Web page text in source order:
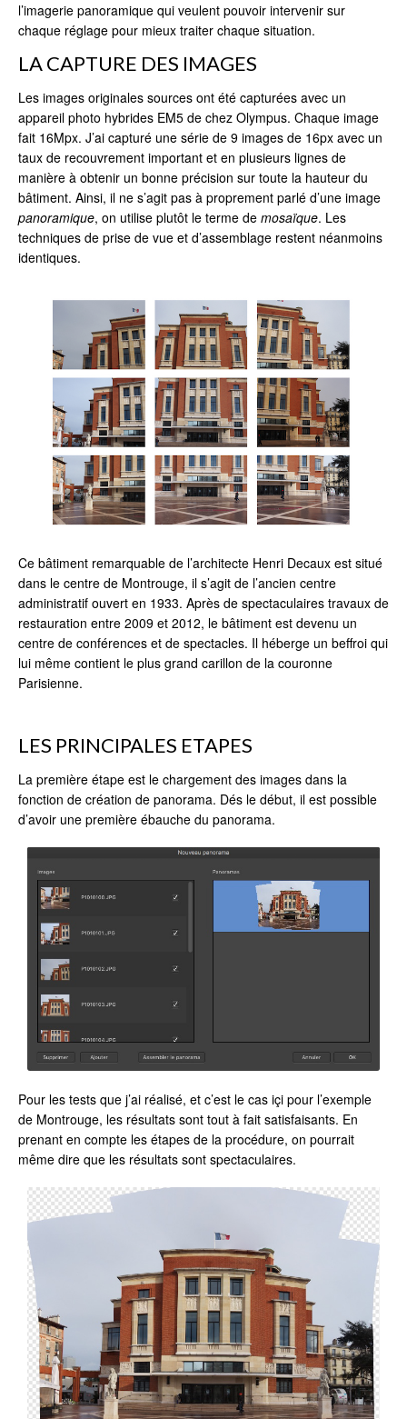
l’imagerie panoramique qui veulent pouvoir intervenir sur
chaque réglage pour mieux traiter chaque situation.
LA CAPTURE DES IMAGES
Les images originales sources ont été capturées avec un
appareil photo hybrides EM5 de chez Olympus. Chaque image
fait 16Mpx. J’ai capturé une série de 9 images de 16px avec un
taux de recouvrement important et en plusieurs lignes de
manière à obtenir un bonne précision sur toute la hauteur du
bâtiment. Ainsi, il ne s’agit pas à proprement parlé d’une image
panoramique, on utilise plutôt le terme de mosaïque. Les
techniques de prise de vue et d’assemblage restent néanmoins
identiques.
Ce bâtiment remarquable de l’architecte Henri Decaux est situé
dans le centre de Montrouge, il s’agit de l’ancien centre
administratif ouvert en 1933. Après de spectaculaires travaux de
restauration entre 2009 et 2012, le bâtiment est devenu un
centre de conférences et de spectacles. Il héberge un beffroi qui
lui même contient le plus grand carillon de la couronne
Parisienne.
LES PRINCIPALES ETAPES
La première étape est le chargement des images dans la
fonction de création de panorama. Dés le début, il est possible
d’avoir une première ébauche du panorama.
Pour les tests que j’ai réalisé, et c’est le cas içi pour l’exemple
de Montrouge, les résultats sont tout à fait satisfaisants. En
prenant en compte les étapes de la procédure, on pourrait
même dire que les résultats sont spectaculaires.